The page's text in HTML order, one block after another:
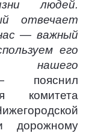
людей.
отвечает
— важный
его
нашего
комитета
дорожному